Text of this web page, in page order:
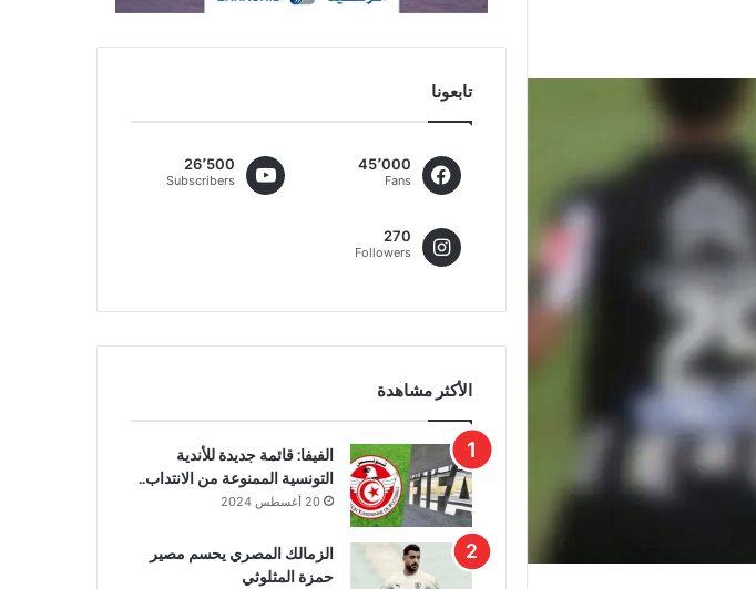
تابعونا
45٬000
Fans
26٬500
Subscribers
270
Followers
الأكثر مشاهدة
الفيفا: قائمة جديدة للأندية
التونسية الممنوعة من الانتداب..
20 أغسطس 2024
الزمالك المصري يحسم مصير
حمزة المثلوثي